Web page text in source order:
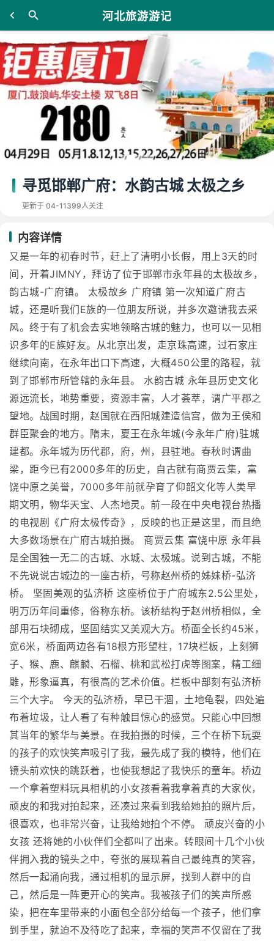
河北旅游游记
寻觅邯郸广府：水韵古城 太极之乡
更新于 04-11 399人关注
内容详情
又是一年的初春时节，赶上了清明小长假，用上3天的时
间，开着JIMNY，拜访了位于邯郸市永年县的太极故乡，
韵古城-广府镇。 太极故乡 广府镇 第一次知道广府古
城，还是听我们E族的一位朋友所说，并多次邀请我去采
风。终于有了机会去实地领略古城的魅力，也可以一见相
识多年的E族好友。从北京出发，走京珠高速，过石家庄
继续向南，在永年出口下高速，大概450公里的路程，就
到了邯郸市所管辖的永年县。 水韵古城 永年县历史文化
源远流长，地势重要，资源丰富，人才荟萃，谓广平郡之
望地。战国时期，赵国就在西阳城建造信宫，做为王侯和
群臣聚会的地方。隋末，夏王在永年城(今永年广府)驻城
建都。永年城为历代郡，府，州，县驻地。春秋时谓曲
梁，距今已有2000多年的历史，自古就有商贾云集，富
饶中原之美誉，7000多年前就孕育了仰韶文化等人类早
期文明，物华天宝、人杰地灵。前一段在中央电视台热播
的电视剧《广府太极传奇》，反映的也正是这里，而且绝
大多数场景在广府古城拍摄。 商贾云集 富饶中原 永年县
是全国独一无二的古城、水城、太极城。说到古城，不能
不先说说古城边的一座古桥，号称赵州桥的姊妹桥-弘济
桥。 坚固美观的弘济桥 这座桥位于广府城东2.5公里处，
明万历年间重修，俗称东桥。该桥结构于赵州桥相似，全
部用石块砌成，坚固结实又美观大方。桥面全长约45米，
宽6米，桥面两边各有18根方形望柱，17块栏板，上刻狮
子、猴、鹿、麒麟、石榴、桃和武松打虎等图案，精工细
雕，形象逼真，有很高的艺术价值。栏板中部刻有弘济桥
三个大字。 今天的弘济桥，早已干涸，土地龟裂，四处遍
布着垃圾，让人看了有种触目惊心的感觉。只能心中回想
其当年的繁华与美景。在我拍摄的时候，三个在桥下玩耍
的孩子的欢快笑声吸引了我，最先成了我的模特，他们在
镜头前欢快的跳跃着，也使我想起了我快乐的童年。桥边
一个拿着塑料玩具相机的小女孩看着我拿着真的大家伙，
顽皮的和我对拍起来，还凑过来看到我给她拍的照片后，
很喜欢，也非常兴奋，让我给她拍个不停。 顽皮兴奋的小
女孩 还将她的小伙伴们全都叫了出来。转眼间十几个小伙
伴拥入我的镜头之中，夸张的展现着自己最纯真的笑容，
然后一起涌向我，通过相机的显示屏，找到人群中的自
己，然后是一阵更开心的笑声。我被孩子们的笑声所感
染，把在车里带来的小面包全部分给每一个孩子，他们拿
到手里，就迫不及待吃了起来，幸福的笑声不仅留在了我